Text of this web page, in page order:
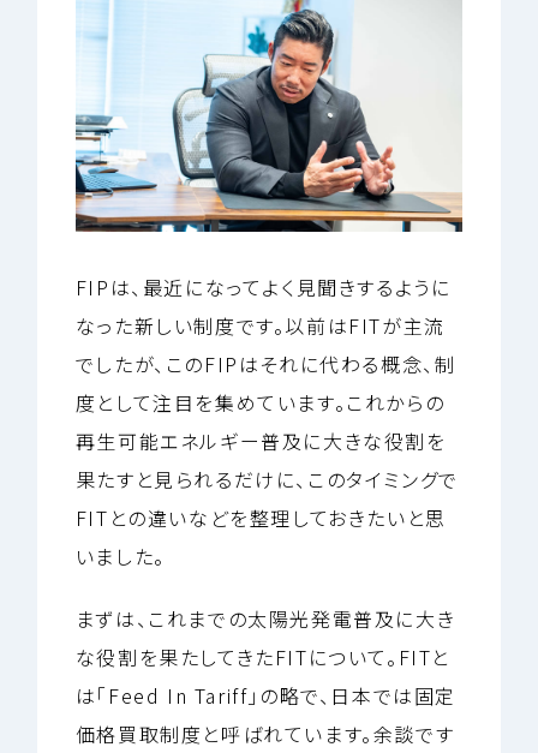
FIPは、最近になってよく見聞きするように
なった新しい制度です。以前はFITが主流
でしたが、このFIPはそれに代わる概念、制
度として注目を集めています。これからの
再生可能エネルギー普及に大きな役割を
果たすと見られるだけに、このタイミングで
FITとの違いなどを整理しておきたいと思
いました。
まずは、これまでの太陽光発電普及に大き
な役割を果たしてきたFITについて。FITと
は「Feed In Tariff」の略で、日本では固定
価格買取制度と呼ばれています。余談です